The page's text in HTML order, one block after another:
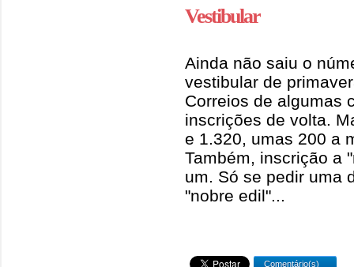
Vestibular
Ainda não saiu o
vestibular de
Correios de algumas
inscrições de volta.
e 1.320, umas 200 a
Também, inscrição a
um. Só se pedir uma
"nobre edil"...
Comentário(s)